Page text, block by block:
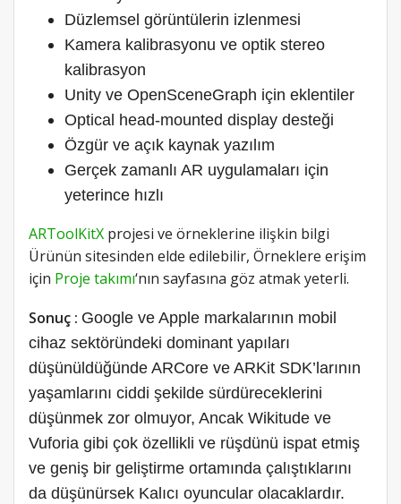
Düzlemsel görüntülerin izlenmesi
Kamera kalibrasyonu ve optik stereo
kalibrasyon
Unity ve OpenSceneGraph için eklentiler
Optical head-mounted display desteği
Özgür ve açık kaynak yazılım
Gerçek zamanlı AR uygulamaları için
yeterince hızlı
ARToolKitX projesi ve örneklerine ilişkin bilgi
Ürünün sitesinden elde edilebilir, Örneklere erişim
için Proje takımı‘nın sayfasına göz atmak yeterli.
Sonuç : Google ve Apple markalarının mobil
cihaz sektöründeki dominant yapıları
düşünüldüğünde ARCore ve ARKit SDK’larının
yaşamlarını ciddi şekilde sürdüreceklerini
düşünmek zor olmuyor, Ancak Wikitude ve
Vuforia gibi çok özellikli ve rüşdünü ispat etmiş
ve geniş bir geliştirme ortamında çalıştıklarını
da düşünürsek Kalıcı oyuncular olacaklardır.